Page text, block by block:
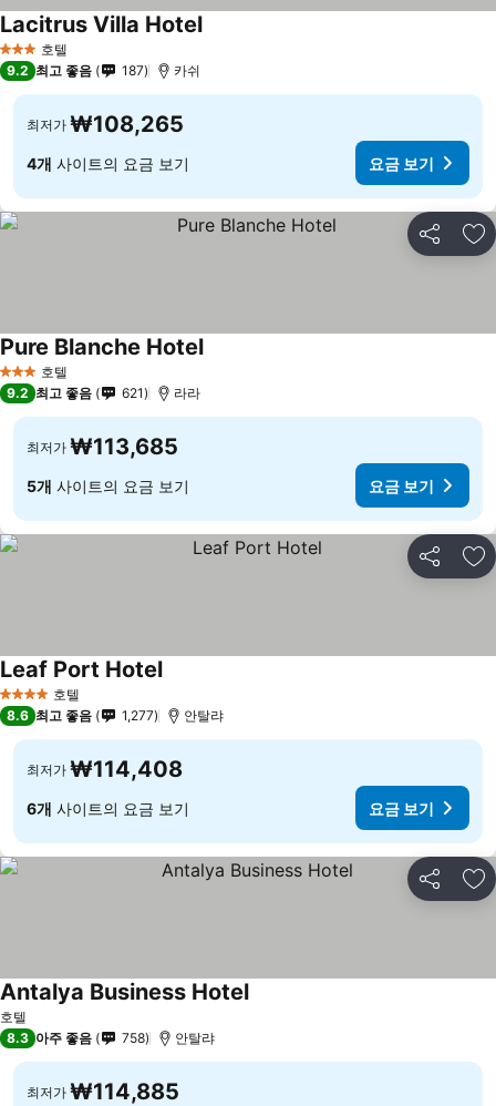
3 성급 호텔
Lacitrus Villa Hotel
9.2 최고 좋음 187 카쉬
최저가 ₩108,265
4개 사이트의 요금 보기 요금 보기
공유 즐
3 성급 호텔
Pure Blanche Hotel
9.2 최고 좋음 621 라라
최저가 ₩113,685
5개 사이트의 요금 보기 요금 보기
공유 즐
4 성급 호텔
Leaf Port Hotel
8.6 최고 좋음 1,277 안탈랴
최저가 ₩114,408
6개 사이트의 요금 보기 요금 보기
공유 즐
호텔
Antalya Business Hotel
8.3 아주 좋음 758 안탈랴
최저가 ₩114,885